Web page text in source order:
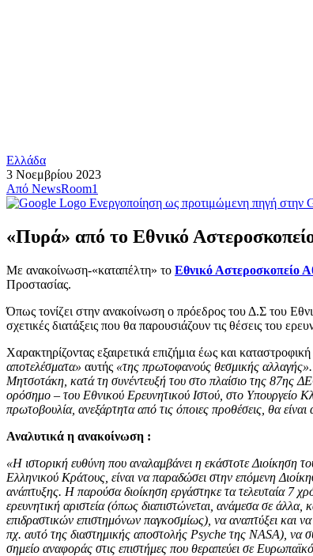
Ελλάδα
3 Νοεμβρίου 2023
Από NewsRoom1
Ενεργοποίηση ως προτιμώμενη πηγή στην
«Πυρά» από το Εθνικό
Με ανακοίνωση-«καταπέλτη» το Εθνικό Αστεροσκοπείο
Προστασίας.
Όπως τονίζει στην ανακοίνωση ο πρόεδρος του Δ.Σ του
σχετικές διατάξεις που θα παρουσιάζουν τις θέσεις του
Χαρακτηρίζοντας εξαιρετικά επιζήμια έως και
αποτελέσματα» αυτής «της πρωτοφανούς θεσμικής αλλαγής».
Μητσοτάκη, κατά τη συνέντευξή του στο πλαίσιο της 87ης
ορόσημο – του Εθνικού Ερευνητικού Ιστού, στο Υπουργείο
πρωτοβουλία, ανεξάρτητα από τις όποιες προθέσεις, θα
Αναλυτικά η ανακοίνωση :
«Η ιστορική ευθύνη που αναλαμβάνει η εκάστοτε
Ελληνικού Κράτους, είναι να παραδώσει στην επόμενη
ανάπτυξης. Η παρούσα διοίκηση εργάστηκε τα τελευταία 7
ερευνητική αριστεία (όπως διαπιστώνεται, ανάμεσα σε
επιδραστικών επιστημόνων παγκοσμίως), να αναπτύξει και
πχ. αυτό της διαστημικής αποστολής Psyche της NASA), να
σημείο αναφοράς στις επιστήμες που θεραπεύει σε